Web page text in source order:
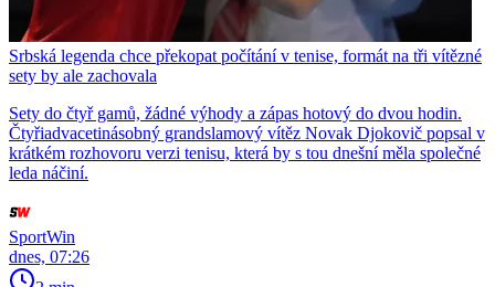
Srbská legenda chce překopat počítání v tenise, formát na tři vítězné
sety by ale zachovala
Sety do čtyř gamů, žádné výhody a zápas hotový do dvou hodin.
Čtyřiadvacetinásobný grandslamový vítěz Novak Djokovič popsal v
krátkém rozhovoru verzi tenisu, která by s tou dnešní měla společné
leda náčiní.
SportWin
dnes, 07:26